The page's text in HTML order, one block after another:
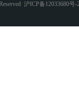
沪ICP备12033680号-